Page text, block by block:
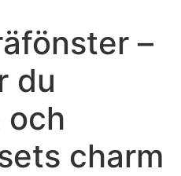
–
du
och
charm